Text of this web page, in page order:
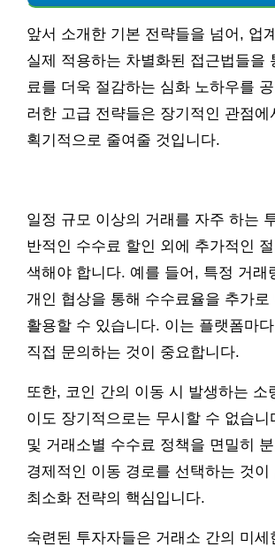
앞서 소개한 기본 전략들을 넘어, 업
실제 적용하는 차별화된 접근법들을
료를 더욱 절감하는 심화 노하우를
러한 고급 전략들은 장기적인 관점에
획기적으로 줄여줄 것입니다.
일정 규모 이상의 거래를 자주 하는
반적인 수수료 할인 외에 추가적인
색해야 합니다. 예를 들어, 특정 거래
개인 협상을 통해 수수료율을 추가로
활용할 수 있습니다. 이는 플랫폼마
직접 문의하는 것이 중요합니다.
또한, 코인 간의 이동 시 발생하는 소
이도 장기적으로는 무시할 수 없습니
및 거래소별 수수료 정책을 면밀히
경제적인 이동 경로를 선택하는 것이
최소화 전략의 핵심입니다.
숙련된 투자자들은 거래소 간의 미세